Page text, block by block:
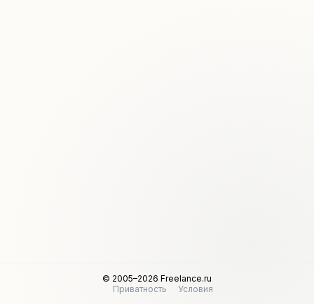
© 2005–2026 Freelance.ru
Приватность
Условия